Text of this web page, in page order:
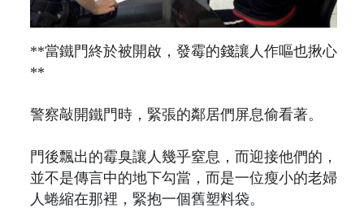
**當鐵門終於被開啟，發霉的錢讓人作嘔也揪心
**
警察敲開鐵門時，緊張的鄰居們屏息偷看著。
門後飄出的霉臭讓人幾乎窒息，而迎接他們的，
並不是傳言中的地下勾當，而是一位瘦小的老婦
人蜷縮在那裡，緊抱一個舊塑料袋。